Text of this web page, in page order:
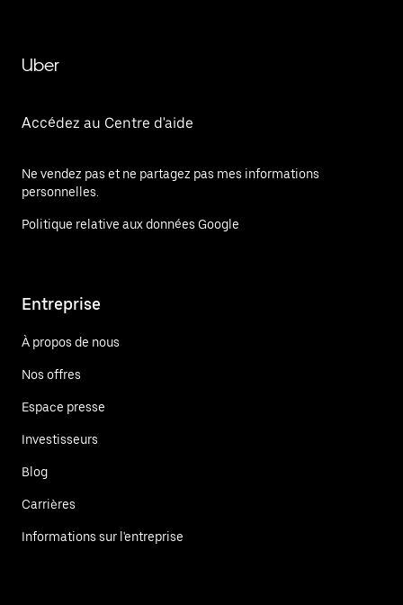
Uber
Accédez au Centre d'aide
Ne vendez pas et ne partagez pas mes informations
personnelles.
Politique relative aux données Google
Entreprise
À propos de nous
Nos offres
Espace presse
Investisseurs
Blog
Carrières
Informations sur l'entreprise